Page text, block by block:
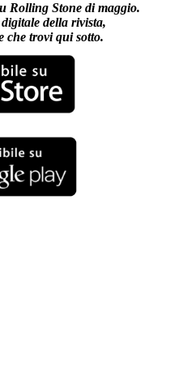
Rolling Stone di maggio.
digitale della rivista,
che trovi qui sotto.